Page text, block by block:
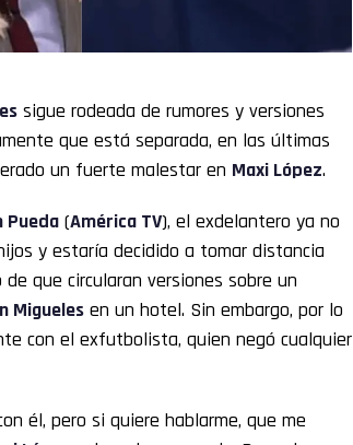
sigue rodeada de rumores y versiones
que está separada, en las últimas
un fuerte malestar en Maxi López.
Pueda (América TV), el exdelantero ya no
y estaría decidido a tomar distancia
que circularan versiones sobre un
Migueles en un hotel. Sin embargo, por lo
con el exfutbolista, quien negó cualquier
él, pero si quiere hablarme, que me